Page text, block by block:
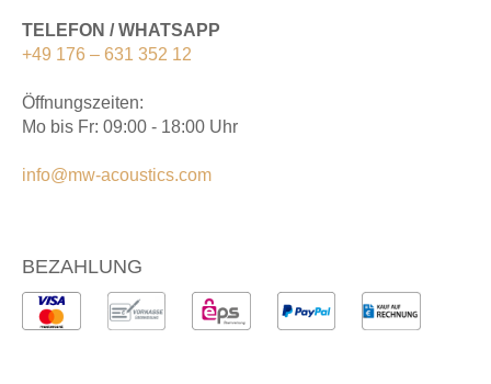
TELEFON / WHATSAPP
+49 176 – 631 352 12
Öffnungszeiten:
Mo bis Fr: 09:00 - 18:00 Uhr
info@mw-acoustics.com
BEZAHLUNG